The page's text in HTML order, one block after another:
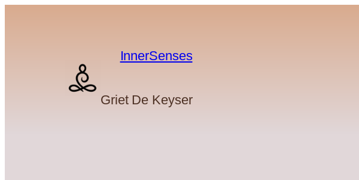
InnerSenses
Griet De Keyser